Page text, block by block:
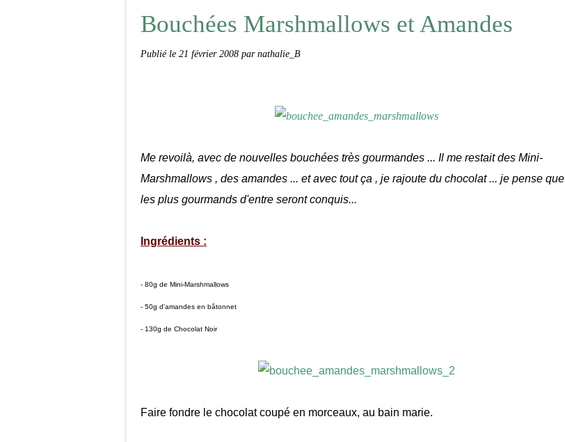
Bouchées Marshmallows et Amandes
Publié le 21 février 2008 par nathalie_B
Me revoilà, avec de nouvelles bouchées très gourmandes ... Il me restait des Mini-
Marshmallows , des amandes ... et avec tout ça , je rajoute du chocolat ... je pense que
les plus gourmands d'entre seront conquis...
Ingrédients :
- 80g de Mini-Marshmallows
- 50g d'amandes en bâtonnet
- 130g de Chocolat Noir
Faire fondre le chocolat coupé en morceaux, au bain marie.